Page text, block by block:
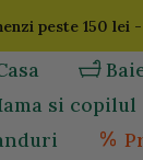
peste 150 lei
si copilul